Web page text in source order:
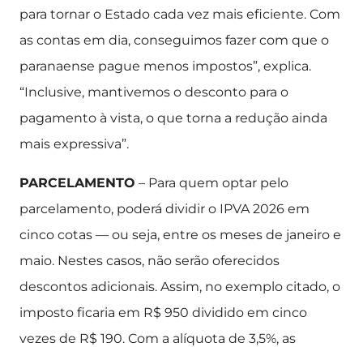
para tornar o Estado cada vez mais eficiente. Com
as contas em dia, conseguimos fazer com que o
paranaense pague menos impostos”, explica.
“Inclusive, mantivemos o desconto para o
pagamento à vista, o que torna a redução ainda
mais expressiva”.
PARCELAMENTO – Para quem optar pelo
parcelamento, poderá dividir o IPVA 2026 em
cinco cotas — ou seja, entre os meses de janeiro e
maio. Nestes casos, não serão oferecidos
descontos adicionais. Assim, no exemplo citado, o
imposto ficaria em R$ 950 dividido em cinco
vezes de R$ 190. Com a alíquota de 3,5%, as